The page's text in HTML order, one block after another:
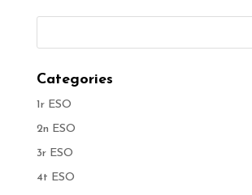
Categories
1r ESO
2n ESO
3r ESO
4t ESO